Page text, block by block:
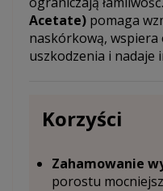
Acetate) pomaga
naskórkową, wspiera
uszkodzenia i nadaje
Korzyści
Zahamowanie
porostu